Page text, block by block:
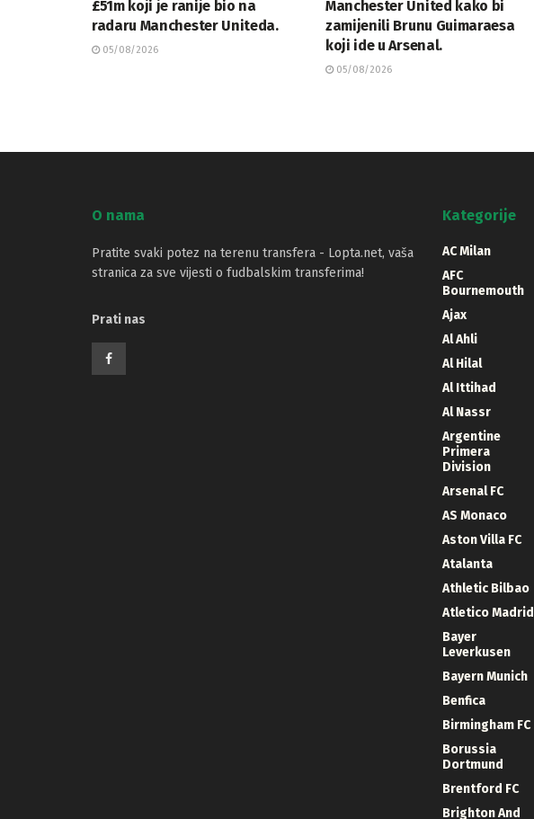
£51m koji je ranije bio na
radaru Manchester Uniteda.
05/08/2026
Manchester United kako bi
zamijenili Brunu Guimaraesa
koji ide u Arsenal.
05/08/2026
O nama
Pratite svaki potez na terenu transfera - Lopta.net, vaša
stranica za sve vijesti o fudbalskim transferima!
Prati nas
Kategorije
AC Milan
AFC
Bournemouth
Ajax
Al Ahli
Al Hilal
Al Ittihad
Al Nassr
Argentine
Primera
Division
Arsenal FC
AS Monaco
Aston Villa FC
Atalanta
Athletic Bilbao
Atletico Madrid
Bayer
Leverkusen
Bayern Munich
Benfica
Birmingham FC
Borussia
Dortmund
Brentford FC
Brighton And